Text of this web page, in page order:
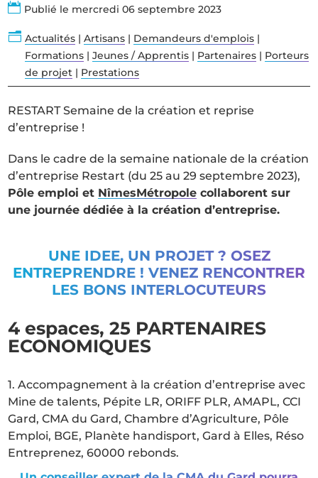
 Publié le mercredi 06 septembre 2023
n Actualités| Artisans| Demandeurs d'emplois|
Formations| Jeunes / Apprentis| Partenaires| Porteurs
de projet| Prestations
RESTART Semaine de la création et reprise
d’entreprise !
Dans le cadre de la semaine nationale de la création
d’entreprise Restart (du 25 au 29 septembre 2023),
Pôle emploi et NîmesMétropole collaborent sur
une journée dédiée à la création d’entreprise.
UNE IDEE, UN PROJET ? OSEZ
ENTREPRENDRE ! VENEZ RENCONTRER
LES BONS INTERLOCUTEURS
4 espaces, 25 PARTENAIRES
ECONOMIQUES
1. Accompagnement à la création d’entreprise avec
Mine de talents, Pépite LR, ORIFF PLR, AMAPL, CCI
Gard, CMA du Gard, Chambre d’Agriculture, Pôle
Emploi, BGE, Planète handisport, Gard à Elles, Réso
Entreprenez, 60000 rebonds.